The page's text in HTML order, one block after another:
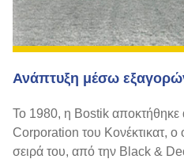
Ανάπτυξη μέσω
Το 1980, η Bostik αποκτήθηκε
Corporation του Κονέκτικατ, ο
σειρά του, από την Black &